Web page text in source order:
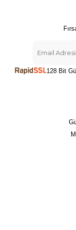
128 Bit